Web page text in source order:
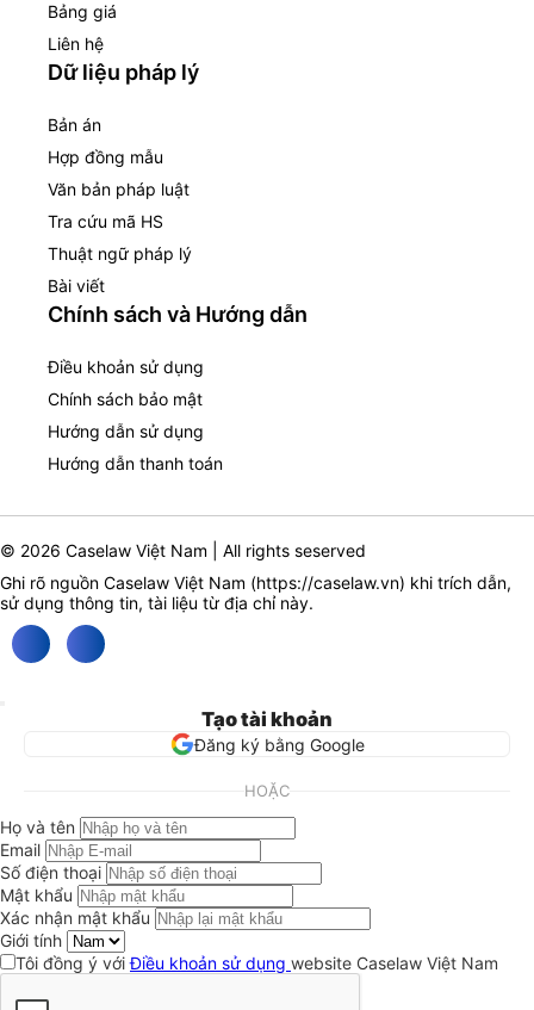
Bảng giá
Liên hệ
Dữ liệu pháp lý
Bản án
Hợp đồng mẫu
Văn bản pháp luật
Tra cứu mã HS
Thuật ngữ pháp lý
Bài viết
Chính sách và Hướng dẫn
Điều khoản sử dụng
Chính sách bảo mật
Hướng dẫn sử dụng
Hướng dẫn thanh toán
© 2026 Caselaw Việt Nam | All rights seserved
Ghi rõ nguồn Caselaw Việt Nam (https://caselaw.vn) khi trích dẫn,
sử dụng thông tin, tài liệu từ địa chỉ này.
Tạo tài khoản
Đăng ký bằng Google
HOẶC
Họ và tên
Email
Số điện thoại
Mật khẩu
Xác nhận mật khẩu
Giới tính
Tôi đồng ý vớiĐiều khoản sử dụng website Caselaw Việt Nam